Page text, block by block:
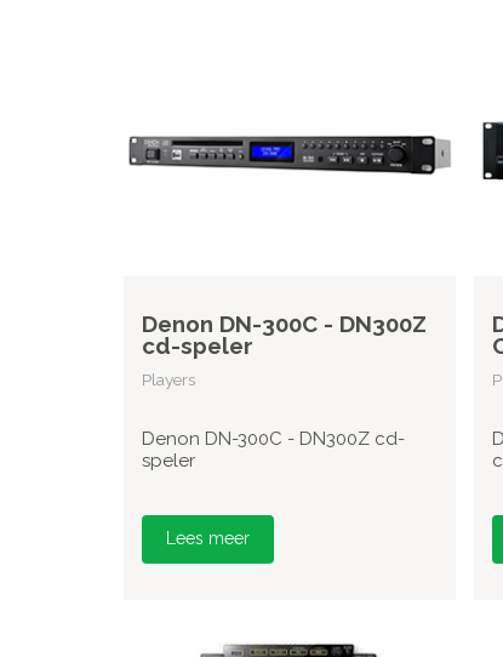
Denon DN-300C - DN300Z
cd-speler
Players
Denon DN-300C - DN300Z cd-
speler
Lees meer